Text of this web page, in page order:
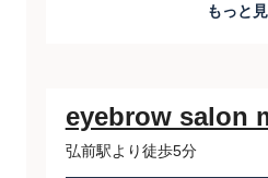
もっと
eyebrow salon
弘前駅より徒歩5分